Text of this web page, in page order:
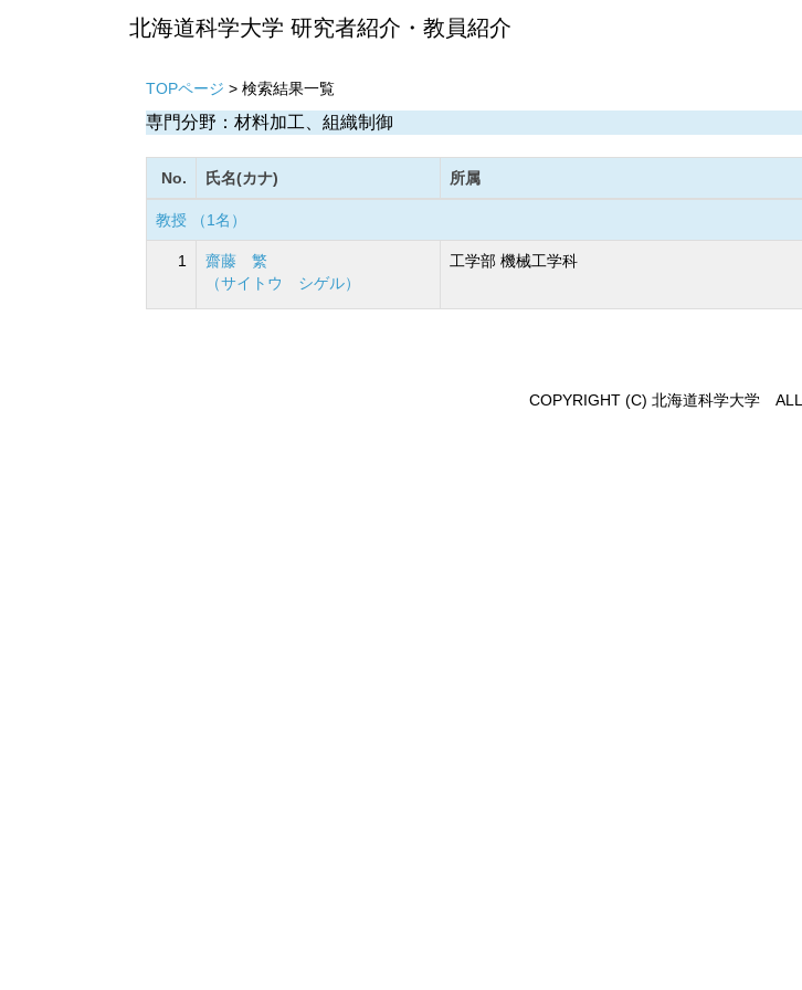
北海道科学大学 研究者紹介・教員紹介
TOPページ > 検索結果一覧
専門分野：材料加工、組織制御
No. 氏名(カナ) 所属
教授 （1名）
1
齋藤 繁
（サイトウ シゲル）
工学部 機械工学科
COPYRIGHT (C) 北海道科学大学 ALL